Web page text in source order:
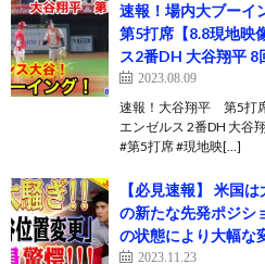
速報！場内大ブー
第5打席【8.8現地映
ス2番DH 大谷翔平
2023.08.09
速報！大谷翔平 第5打
エンゼルス 2番DH 大谷
#第5打席 #現地映[…]
【必見速報】 米国
の新たな先発ポジシ
の状態により大幅な
2023.11.23